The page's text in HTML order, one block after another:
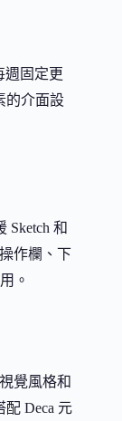
週固定更
的介面設
Sketch 和
作欄、下
。
覺風格和
配 Deca 元